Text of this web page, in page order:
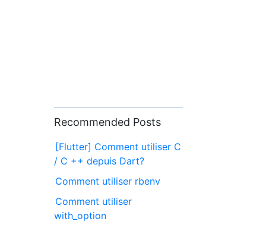
Recommended Posts
[Flutter] Comment utiliser C
/ C ++ depuis Dart?
Comment utiliser rbenv
Comment utiliser
with_option